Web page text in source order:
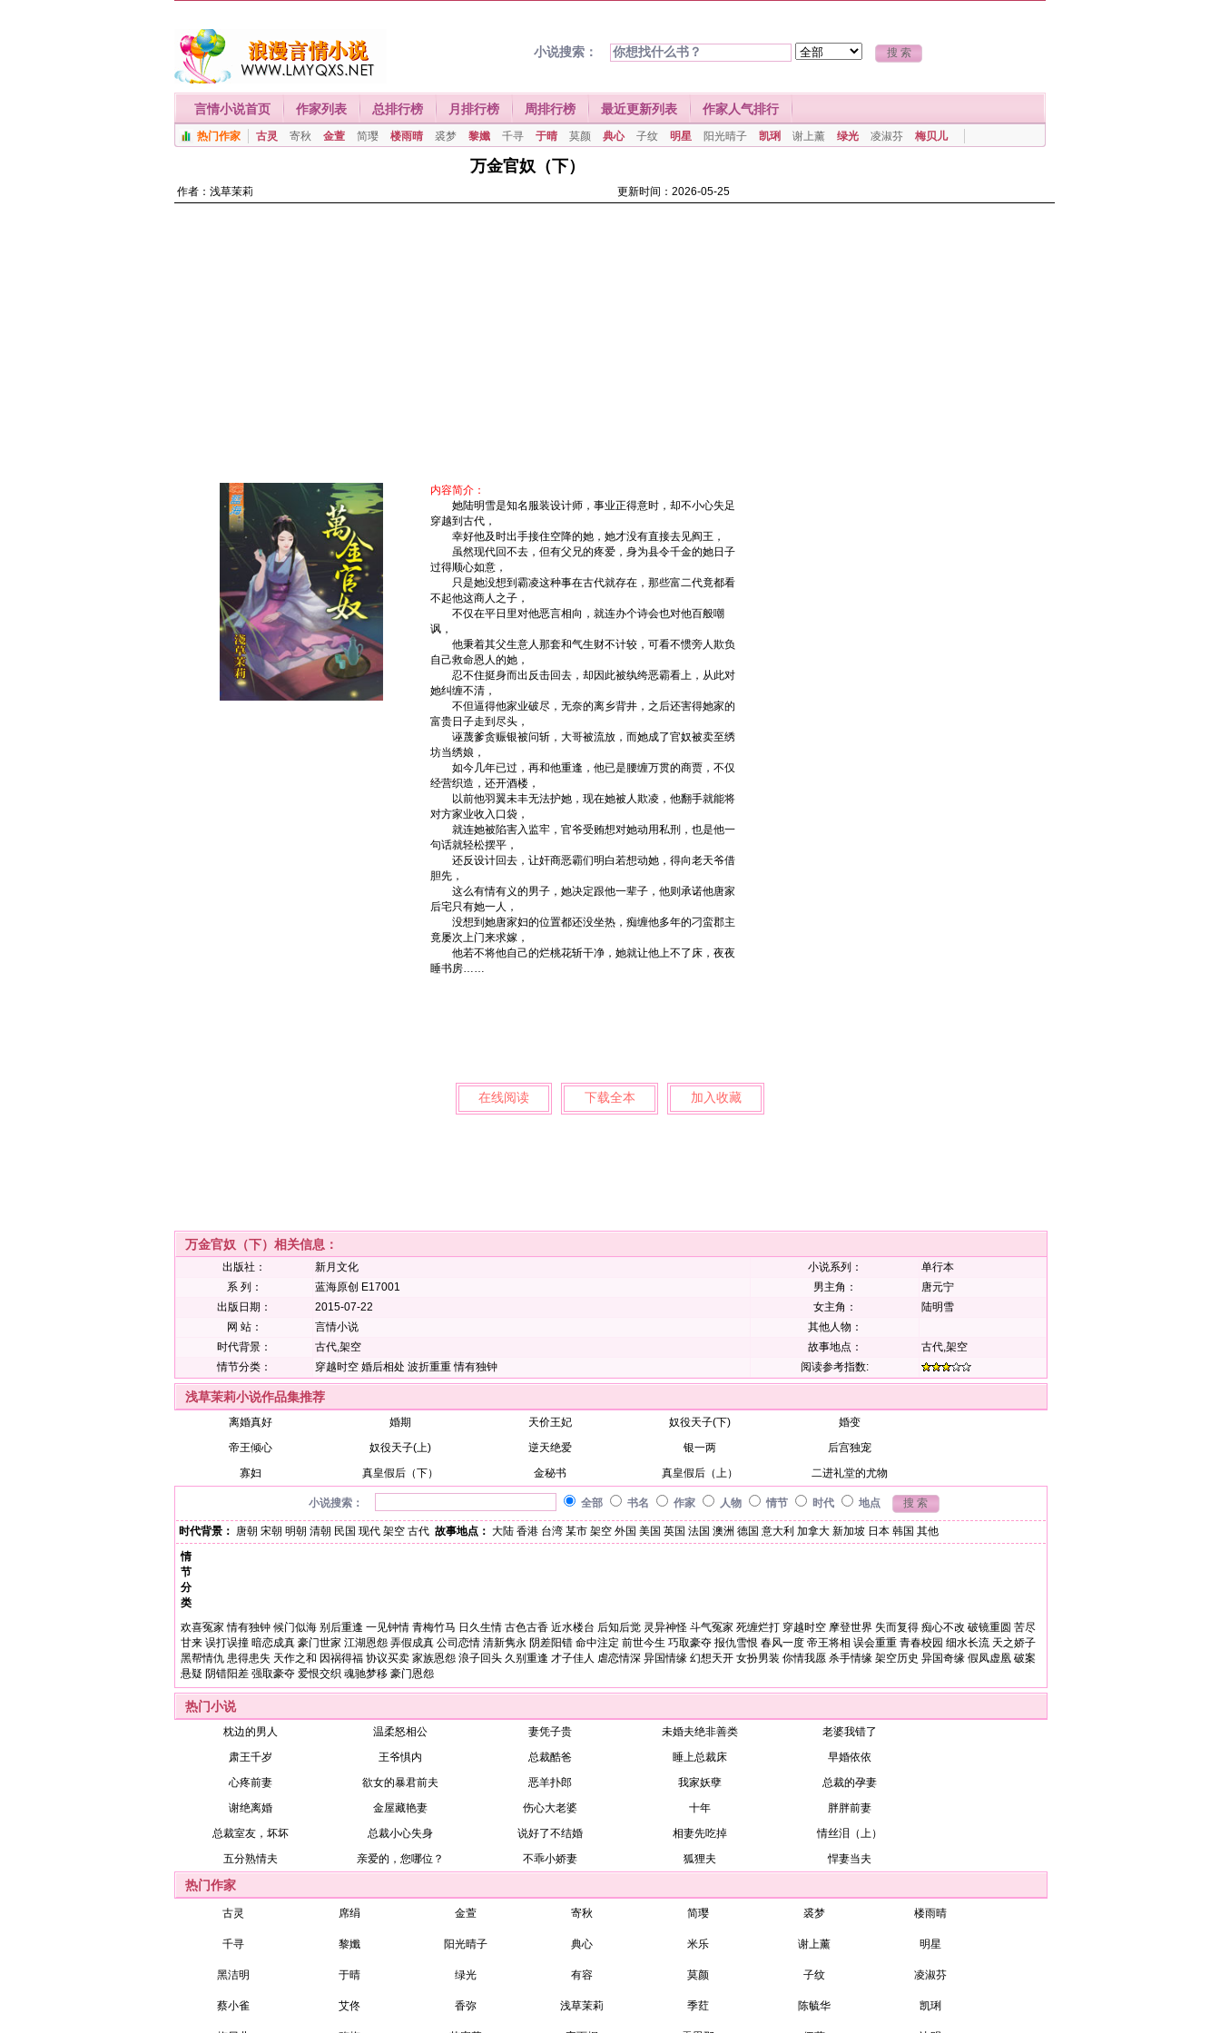
小说搜索：
言情小说首页 作家列表 总排行榜 月排行榜 周排行榜 最近更新列表 作家人气排行
热门作家 古灵 寄秋 金萱 简璎 楼雨晴 裘梦 黎孅 千寻 于晴 莫颜 典心 子纹 明星 阳光晴子 凯琍 谢上薰 绿光 凌淑芬 梅贝儿
万金官奴（下）
作者： 浅草茉莉 更新时间：2026-05-25
内容简介：
她陆明雪是知名服装设计师，事业正得意时，却不小心失足
穿越到古代，
幸好他及时出手接住空降的她，她才没有直接去见阎王，
虽然现代回不去，但有父兄的疼爱，身为县令千金的她日子
过得顺心如意，
只是她没想到霸凌这种事在古代就存在，那些富二代竟都看
不起他这商人之子，
不仅在平日里对他恶言相向，就连办个诗会也对他百般嘲
讽，
他秉着其父生意人那套和气生财不计较，可看不惯旁人欺负
自己救命恩人的她，
忍不住挺身而出反击回去，却因此被纨绔恶霸看上，从此对
她纠缠不清，
不但逼得他家业破尽，无奈的离乡背井，之后还害得她家的
富贵日子走到尽头，
诬蔑爹贪赈银被问斩，大哥被流放，而她成了官奴被卖至绣
坊当绣娘，
如今几年已过，再和他重逢，他已是腰缠万贯的商贾，不仅
经营织造，还开酒楼，
以前他羽翼未丰无法护她，现在她被人欺凌，他翻手就能将
对方家业收入口袋，
就连她被陷害入监牢，官爷受贿想对她动用私刑，也是他一
句话就轻松摆平，
还反设计回去，让奸商恶霸们明白若想动她，得向老天爷借
胆先，
这么有情有义的男子，她决定跟他一辈子，他则承诺他唐家
后宅只有她一人，
没想到她唐家妇的位置都还没坐热，痴缠他多年的刁蛮郡主
竟屡次上门来求嫁，
他若不将他自己的烂桃花斩干净，她就让他上不了床，夜夜
睡书房……
在线阅读 下载全本 加入收藏
万金官奴（下）相关信息：
出版社： 新月文化 小说系列：
单行本
系 列：
蓝海原创 E17001 男主角：
唐元宁
出版日期：
2015-07-22 女主角：
陆明雪
网 站：
言情小说
其他人物：
时代背景：
古代,架空 故事地点：
古代,架空
情节分类：
穿越时空 婚后相处 波折重重 情有独钟 阅读参考指数:
浅草茉莉小说作品集推荐
离婚真好 婚期 天价王妃 奴役天子(下)
婚变
帝王倾心
奴役天子(上) 逆天绝爱 银一两
后宫独宠
寡妇
真皇假后（下） 金秘书 真皇假后（上） 二进礼堂的尤物
小说搜索： 全部 书名 作家 人物 情节 时代 地点
时代背景： 唐朝 宋朝 明朝 清朝 民国 现代 架空 古代 故事地点： 大陆 香港 台湾 某市 架空 外国 美国 英国 法国 澳洲 德国 意大利 加拿大 新加坡 日本 韩国 其他
情
节
分
类
欢喜冤家 情有独钟 候门似海 别后重逢 一见钟情 青梅竹马 日久生情 古色古香 近水楼台 后知后觉 灵异神怪 斗气冤家 死缠烂打 穿越时空 摩登世界 失而复得 痴心不改 破镜重圆 苦尽
甘来 误打误撞 暗恋成真 豪门世家 江湖恩怨 弄假成真 公司恋情 清新隽永 阴差阳错 命中注定 前世今生 巧取豪夺 报仇雪恨 春风一度 帝王将相 误会重重 青春校园 细水长流 天之娇子
黑帮情仇 患得患失 天作之和 因祸得福 协议买卖 家族恩怨 浪子回头 久别重逢 才子佳人 虐恋情深 异国情缘 幻想天开 女扮男装 你情我愿 杀手情缘 架空历史 异国奇缘 假凤虚凰 破案
悬疑 阴错阳差 强取豪夺 爱恨交织 魂驰梦移 豪门恩怨
热门小说
枕边的男人 温柔怒相公 妻凭子贵 未婚夫绝非善类
老婆我错了
肃王千岁
王爷惧内 总裁酷爸 睡上总裁床
早婚依依
心疼前妻
欲女的暴君前夫 恶羊扑郎 我家妖孽
总裁的孕妻
谢绝离婚
金屋藏艳妻 伤心大老婆 十年
胖胖前妻
总裁室友，坏坏
总裁小心失身 说好了不结婚 相妻先吃掉
情丝泪（上）
五分熟情夫
亲爱的，您哪位？ 不乖小娇妻 狐狸夫 悍妻当夫
热门作家
古灵 席绢 金萱 寄秋 简璎 裘梦 楼雨晴
千寻 黎孅 阳光晴子 典心 米乐 谢上薰 明星
黑洁明 于晴 绿光 有容 莫颜 子纹 凌淑芬
蔡小雀 艾佟 香弥 浅草茉莉 季荭 陈毓华 凯琍